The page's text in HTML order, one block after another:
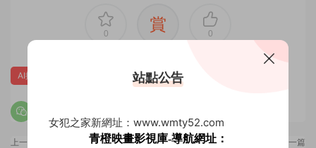
0 賞 0
AI換臉
上一篇 下一篇
站點公告
女犯之家新網址：www.wmty52.com
青橙映畫影視庫-導航網址：